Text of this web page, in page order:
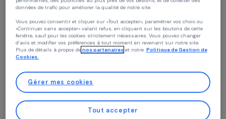
Présentation du projet
Chez RAJA nous utilisons des cookies avec nos partenaires pour améliorer
expérience sur notre site et notre blog. Cela nous permet de vous proposer
contenus personnalisés adaptés à votre profil et de fonctionnalités
performantes, des publicités au plus près de vos besoins, et de collecter des
données de trafic pour améliorer la qualité de notre site.
Vous pouvez consentir et cliquer sur «Tout accepter», paramètrer vos choix ou
«Continuer sans accepter» valant refus, en cliquant sur les boutons de cette
fenêtre, sauf pour les cookies strictement nécessaires. Vous pouvez changer
d’avis et modifier vos préférences à tout moment en revenant sur notre site.
Plus de détails à propos denos partenaires Politique de Gestion
Cookies.